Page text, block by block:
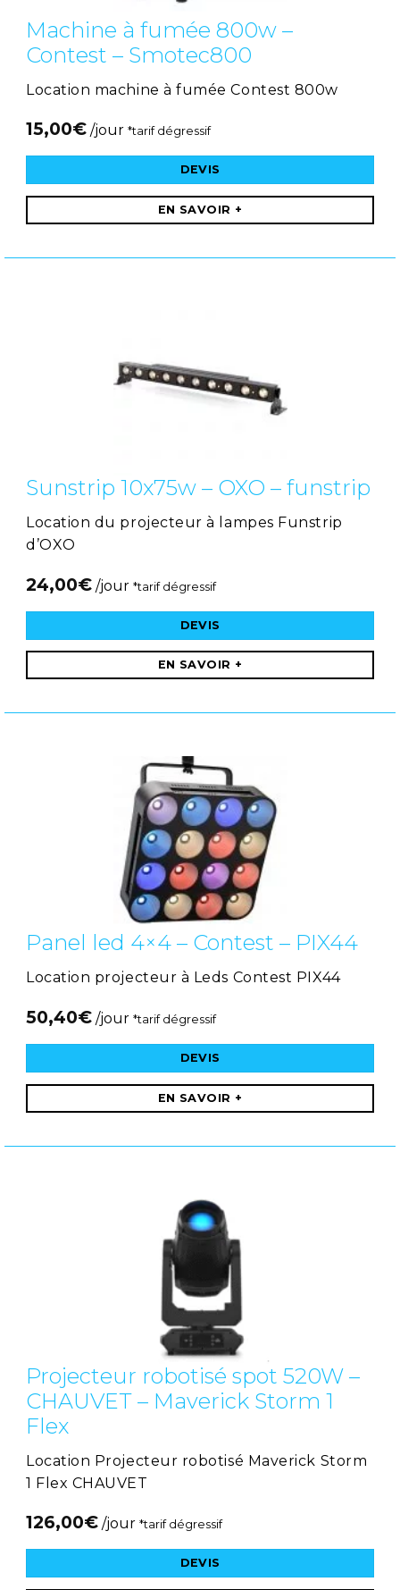
Machine à fumée 800w –
Contest – Smotec800
Location machine à fumée Contest 800w
15,00€ /jour *tarif dégressif
DEVIS
EN SAVOIR +
Sunstrip 10x75w – OXO – funstrip
Location du projecteur à lampes Funstrip
d’OXO
24,00€ /jour *tarif dégressif
DEVIS
EN SAVOIR +
Panel led 4×4 – Contest – PIX44
Location projecteur à Leds Contest PIX44
50,40€ /jour *tarif dégressif
DEVIS
EN SAVOIR +
Projecteur robotisé spot 520W –
CHAUVET – Maverick Storm 1
Flex
Location Projecteur robotisé Maverick Storm
1 Flex CHAUVET
126,00€ /jour *tarif dégressif
DEVIS